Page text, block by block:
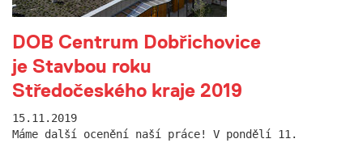
DOB Centrum Dobřichovice
je Stavbou roku
Středočeského kraje 2019
15.11.2019
Máme další ocenění naší práce! V pondělí 11.